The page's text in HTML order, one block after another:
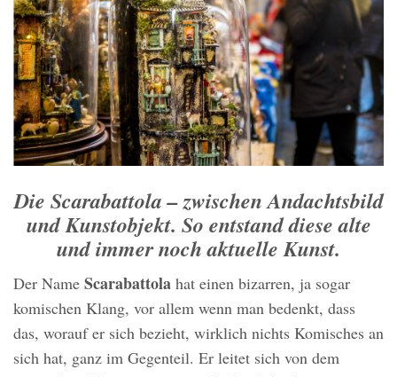
Die Scarabattola – zwischen Andachtsbild
und Kunstobjekt. So entstand diese alte
und immer noch aktuelle Kunst.
Der Name Scarabattola hat einen bizarren, ja sogar
komischen Klang, vor allem wenn man bedenkt, dass
das, worauf er sich bezieht, wirklich nichts Komisches an
sich hat, ganz im Gegenteil. Er leitet sich von dem